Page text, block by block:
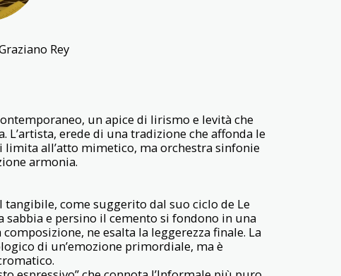
Rey
un apice di lirismo e levità che
erede di una tradizione che affonda le
all’atto mimetico, ma orchestra sinfonie
armonia.
tangibile, come suggerito dal suo ciclo de Le
sabbia e persino il cemento si fondono in una
ne esalta la leggerezza finale. La
di un’emozione primordiale, ma è